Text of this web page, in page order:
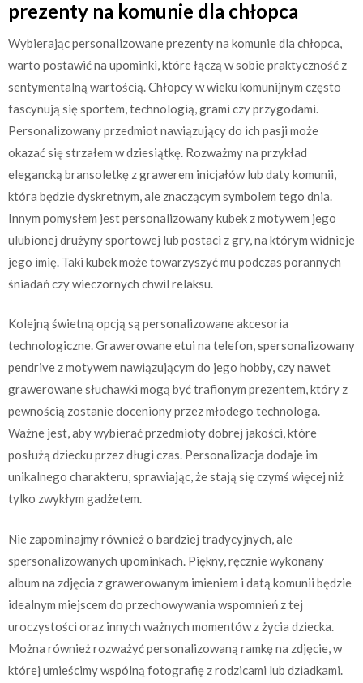
prezenty na komunie dla chłopca
Wybierając personalizowane prezenty na komunie dla chłopca,
warto postawić na upominki, które łączą w sobie praktyczność z
sentymentalną wartością. Chłopcy w wieku komunijnym często
fascynują się sportem, technologią, grami czy przygodami.
Personalizowany przedmiot nawiązujący do ich pasji może
okazać się strzałem w dziesiątkę. Rozważmy na przykład
elegancką bransoletkę z grawerem inicjałów lub daty komunii,
która będzie dyskretnym, ale znaczącym symbolem tego dnia.
Innym pomysłem jest personalizowany kubek z motywem jego
ulubionej drużyny sportowej lub postaci z gry, na którym widnieje
jego imię. Taki kubek może towarzyszyć mu podczas porannych
śniadań czy wieczornych chwil relaksu.
Kolejną świetną opcją są personalizowane akcesoria
technologiczne. Grawerowane etui na telefon, spersonalizowany
pendrive z motywem nawiązującym do jego hobby, czy nawet
grawerowane słuchawki mogą być trafionym prezentem, który z
pewnością zostanie doceniony przez młodego technologa.
Ważne jest, aby wybierać przedmioty dobrej jakości, które
posłużą dziecku przez długi czas. Personalizacja dodaje im
unikalnego charakteru, sprawiając, że stają się czymś więcej niż
tylko zwykłym gadżetem.
Nie zapominajmy również o bardziej tradycyjnych, ale
spersonalizowanych upominkach. Piękny, ręcznie wykonany
album na zdjęcia z grawerowanym imieniem i datą komunii będzie
idealnym miejscem do przechowywania wspomnień z tej
uroczystości oraz innych ważnych momentów z życia dziecka.
Można również rozważyć personalizowaną ramkę na zdjęcie, w
której umieścimy wspólną fotografię z rodzicami lub dziadkami.